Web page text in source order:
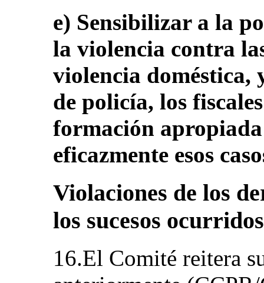
e) Sensibilizar a la
la violencia contra
violencia doméstica,
de policía, los
formación
eficazmente esos
Violaciones de los
los sucesos
16.El Comité reitera